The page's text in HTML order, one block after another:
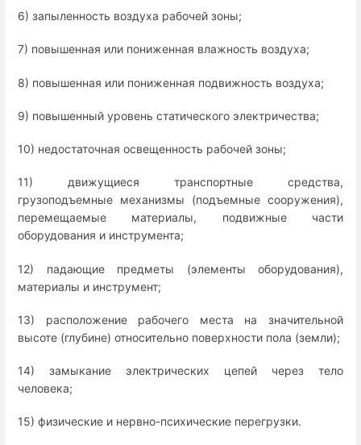
6) запыленность воздуха рабочей зоны;
7) повышенная или пониженная влажность воздуха;
8) повышенная или пониженная подвижность воздуха;
9) повышенный уровень статического электричества;
10) недостаточная освещенность рабочей зоны;
11) движущиеся транспортные средства,
грузоподъемные механизмы (подъемные сооружения),
перемещаемые материалы, подвижные части
оборудования и инструмента;
12) падающие предметы (элементы оборудования),
материалы и инструмент;
13) расположение рабочего места на значительной
высоте (глубине) относительно поверхности пола (земли);
14) замыкание электрических цепей через тело
человека;
15) физические и нервно-психические перегрузки.